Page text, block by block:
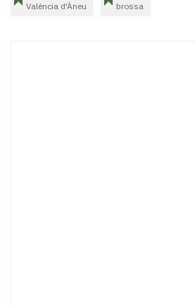
València d'Àneu brossa